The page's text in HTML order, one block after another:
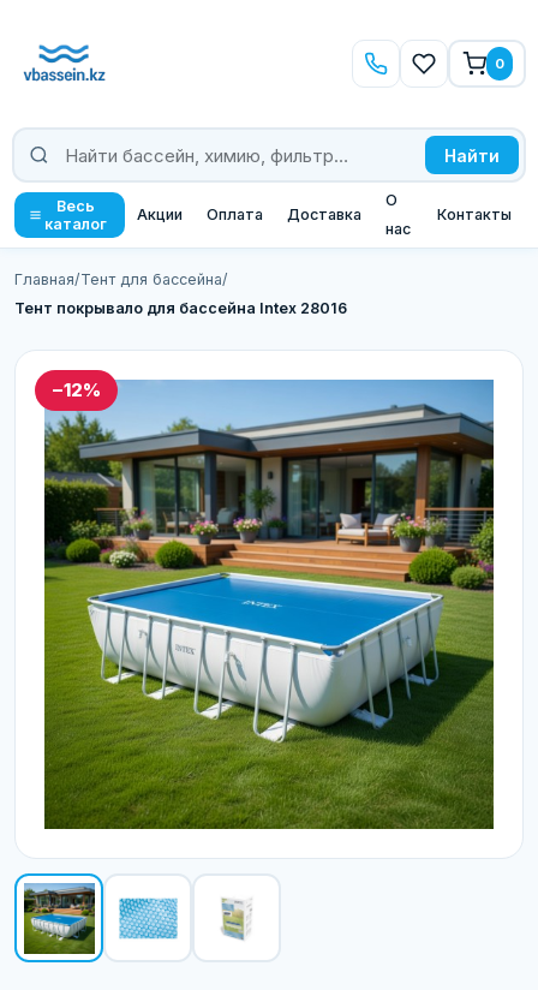
Найти
0
Весь
каталог
Акции Оплата Доставка
О
нас
Контакты
Главная/Тент для бассейна/
Тент покрывало для бассейна Intex 28016
−12%